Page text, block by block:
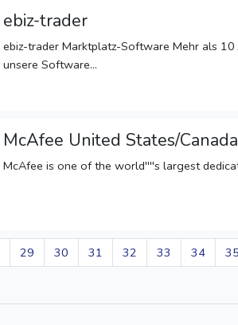
ebiz-trader
ebiz-trader Marktplatz-Software Mehr als 10
unsere Software...
McAfee United States/Canada
McAfee is one of the world''''s largest
29 30 31 32 33 34 35